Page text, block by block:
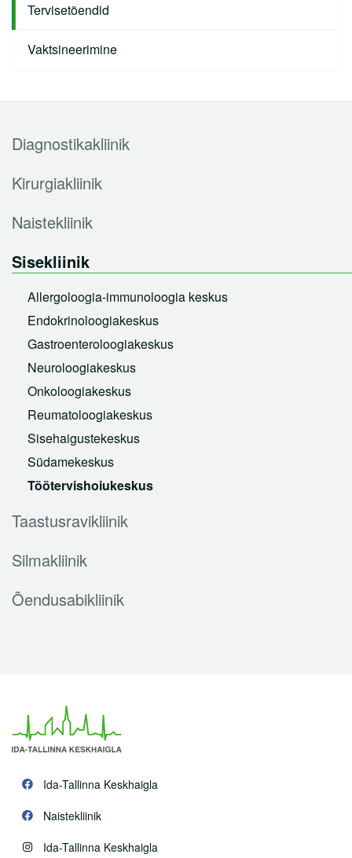
Diagnostikakliinik
Kirurgiakliinik
Naistekliinik
Sisekliinik
Allergoloogia-immunoloogia keskus
Endokrinoloogiakeskus
Gastroenteroloogiakeskus
Neuroloogiakeskus
Onkoloogiakeskus
Reumatoloogiakeskus
Sisehaigustekeskus
Südamekeskus
Töötervishoiukeskus
Taastusravikliinik
Silmakliinik
Õendusabikliinik
Tervisetõendid
Vaktsineerimine
Ida-Tallinna Keskhaigla
Naistekliinik
Ida-Tallinna Keskhaigla